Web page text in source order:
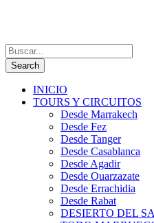
INICIO
TOURS Y CIRCUITOS
Desde Marrakech
Desde Fez
Desde Tanger
Desde Casablanca
Desde Agadir
Desde Ouarzazate
Desde Errachidia
Desde Rabat
DESIERTO DEL